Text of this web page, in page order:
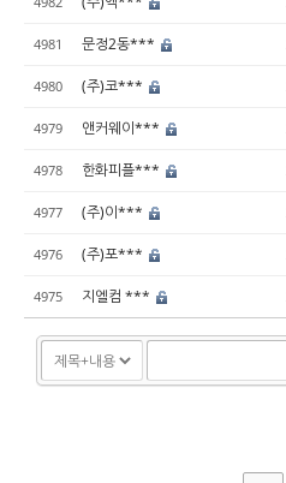
4981 문정2동***
4980 (주)코***
4979 앤커웨이***
4978 한화피플***
4977 (주)이***
4976 (주)포***
4975 지엘컴 ***